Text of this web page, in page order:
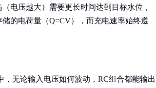
电压越大）需要更长时间达到目标水位，
的电荷量（Q=CV），而充电速率始终遵
无论输入电压如何波动，RC组合都能输出